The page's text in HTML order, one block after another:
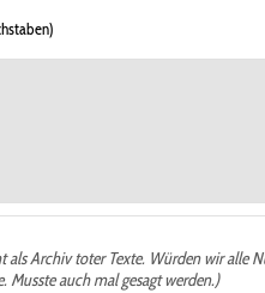
Archiv toter Texte. Würden wir alle
Musste auch mal gesagt werden.)